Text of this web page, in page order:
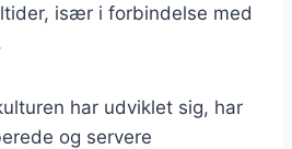
især i forbindelse med
har udviklet sig, har
og servere